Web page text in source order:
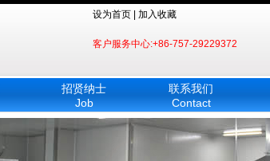
设为首页 | 加入收藏
客户服务中心:+86-757-29229372
联系我们
Contact
招贤纳士
Job